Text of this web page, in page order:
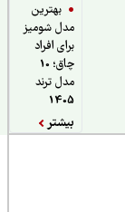
بهترین
مدل شومیز
برای افراد
چاق؛ 10
مدل ترند